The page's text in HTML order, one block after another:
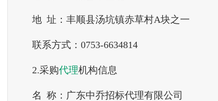
地 址：丰顺县汤坑镇赤草村A块之一
联系方式：0753-6634814
2.采购代理机构信息
名 称：广东中乔招标代理有限公司